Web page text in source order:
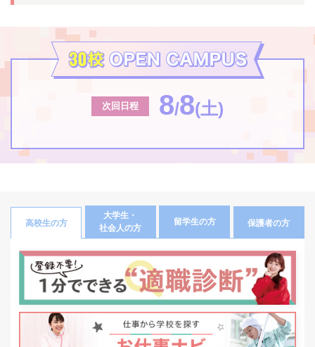
次回日程 8/8(土)
高校生の方
大学生・
社会人の方
留学生の方 保護者の方